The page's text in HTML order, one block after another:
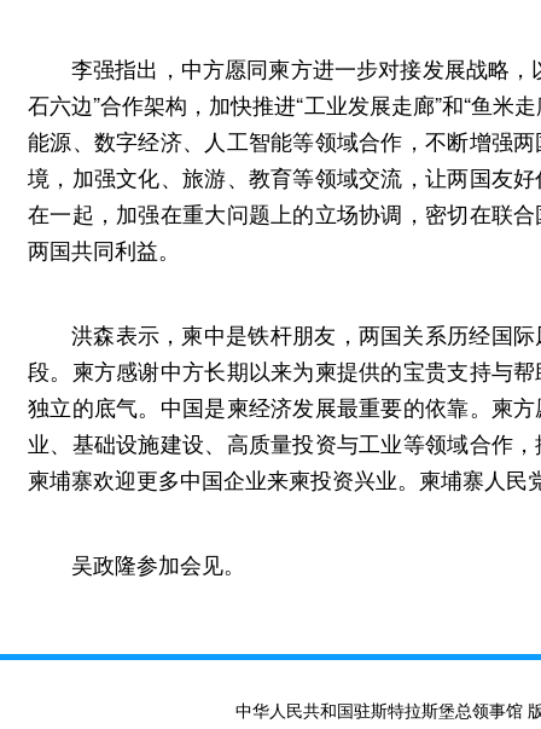
李强指出，中方愿同柬方进一步对接发展战略
石六边”合作架构，加快推进“工业发展走廊”和“鱼米
能源、数字经济、人工智能等领域合作，不断增强
境，加强文化、旅游、教育等领域交流，让两国友
在一起，加强在重大问题上的立场协调，密切在联
两国共同利益。
洪森表示，柬中是铁杆朋友，两国关系历经国
段。柬方感谢中方长期以来为柬提供的宝贵支持与
独立的底气。中国是柬经济发展最重要的依靠。柬
业、基础设施建设、高质量投资与工业等领域合作
柬埔寨欢迎更多中国企业来柬投资兴业。柬埔寨人
吴政隆参加会见。
中华人民共和国驻斯特拉斯堡总领事馆